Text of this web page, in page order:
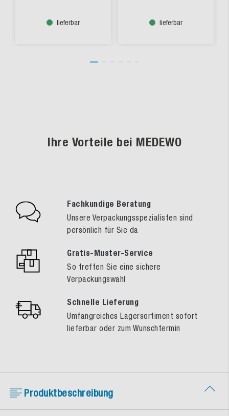
lieferbar lieferbar
Ihre Vorteile bei MEDEWO
Fachkundige Beratung
Unsere Verpackungsspezialisten sind
persönlich für Sie da
Gratis-Muster-Service
So treffen Sie eine sichere
Verpackungswahl
Schnelle Lieferung
Umfangreiches Lagersortiment sofort
lieferbar oder zum Wunschtermin
Produktbeschreibung